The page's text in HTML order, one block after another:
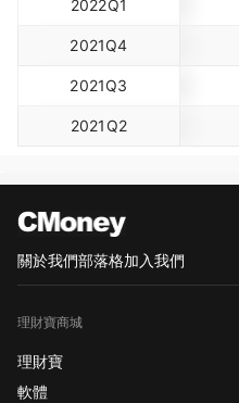
2022Q1
2021Q4
2021Q3
2021Q2
關於我們部落格加入我們
理財寶商城
理財寶
軟體